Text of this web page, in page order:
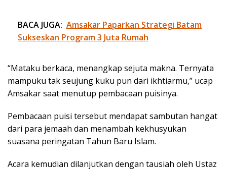
BACA JUGA: Amsakar Paparkan Strategi Batam
Sukseskan Program 3 Juta Rumah
“Mataku berkaca, menangkap sejuta makna. Ternyata
mampuku tak seujung kuku pun dari ikhtiarmu,” ucap
Amsakar saat menutup pembacaan puisinya.
Pembacaan puisi tersebut mendapat sambutan hangat
dari para jemaah dan menambah kekhusyukan
suasana peringatan Tahun Baru Islam.
Acara kemudian dilanjutkan dengan tausiah oleh Ustaz